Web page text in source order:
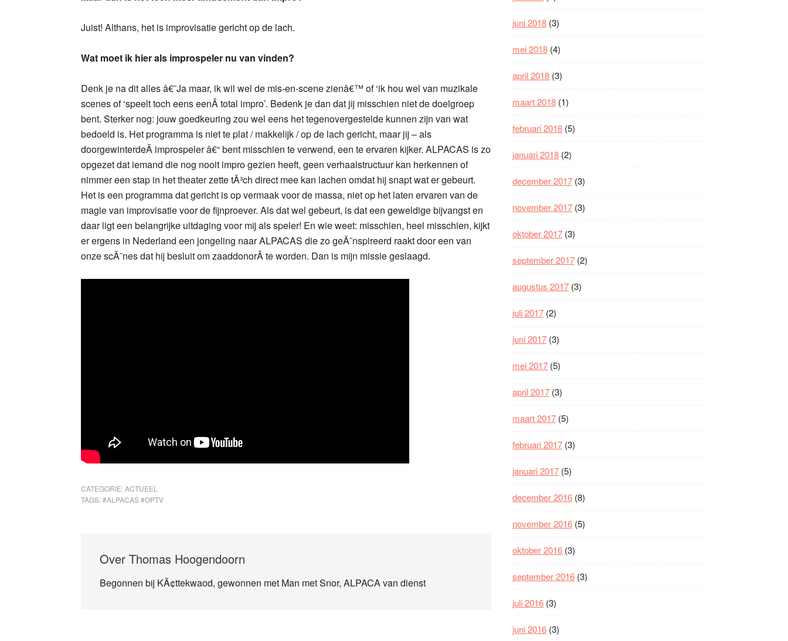
Juist! Althans, het is improvisatie gericht op de lach.
Wat moet ik hier als improspeler nu van vinden?
Denk je na dit alles â€˜Ja maar, ik wil wel de mis-en-scene zienâ€™ of ‘ik hou wel van muzikale
scenes of ‘speelt toch eens eenÂ total impro’. Bedenk je dan dat jij misschien niet de doelgroep
bent. Sterker nog: jouw goedkeuring zou wel eens het tegenovergestelde kunnen zijn van wat
bedoeld is. Het programma is niet te plat / makkelijk / op de lach gericht, maar jij – als
doorgewinterdeÂ improspeler â€“ bent misschien te verwend, een te ervaren kijker. ALPACAS is zo
opgezet dat iemand die nog nooit impro gezien heeft, geen verhaalstructuur kan herkennen of
nimmer een stap in het theater zette tÃ³ch direct mee kan lachen omdat hij snapt wat er gebeurt.
Het is een programma dat gericht is op vermaak voor de massa, niet op het laten ervaren van de
magie van improvisatie voor de fijnproever. Als dat wel gebeurt, is dat een geweldige bijvangst en
daar ligt een belangrijke uitdaging voor mij als speler! En wie weet: misschien, heel misschien, kijkt
er ergens in Nederland een jongeling naar ALPACAS die zo geÃ¯nspireerd raakt door een van
onze scÃ¨nes dat hij besluit om zaaddonorÂ te worden. Dan is mijn missie geslaagd.
CATEGORIE:ACTUEEL
TAGS:#ALPACAS #OPTV
Over Thomas Hoogendoorn
Begonnen bij KÃ¢ttekwaod, gewonnen met Man met Snor, ALPACA van dienst
juni 2018 (3)
mei 2018 (4)
april 2018 (3)
maart 2018 (1)
februari 2018 (5)
januari 2018 (2)
december 2017 (3)
november 2017 (3)
oktober 2017 (3)
september 2017 (2)
augustus 2017 (3)
juli 2017 (2)
juni 2017 (3)
mei 2017 (5)
april 2017 (3)
maart 2017 (5)
februari 2017 (3)
januari 2017 (5)
december 2016 (8)
november 2016 (5)
oktober 2016 (3)
september 2016 (3)
juli 2016 (3)
juni 2016 (3)